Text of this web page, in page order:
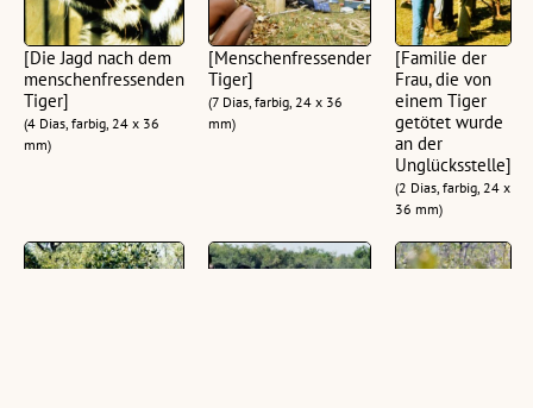
[Die Jagd nach dem
menschenfressenden
Tiger]
(4 Dias, farbig, 24 x 36
mm)
[Menschenfressender
Tiger]
(7 Dias, farbig, 24 x 36
mm)
[Familie der
Frau, die von
einem Tiger
getötet wurde
an der
Unglücksstelle]
(2 Dias, farbig, 24 x
36 mm)